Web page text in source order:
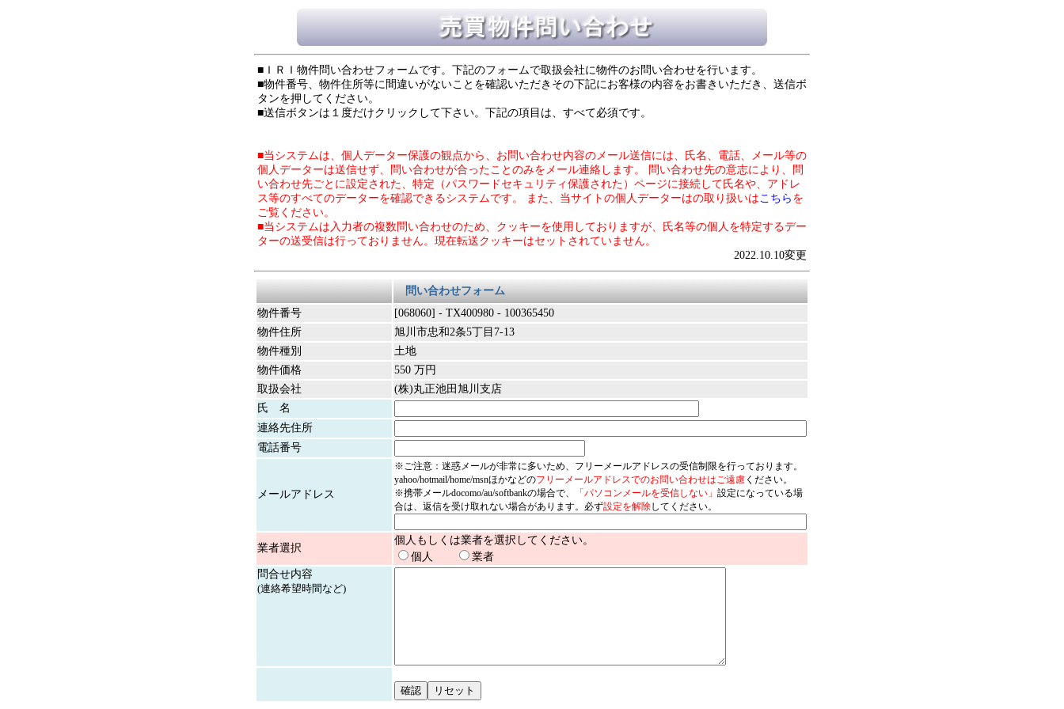
■ＩＲＩ物件問い合わせフォームです。下記のフォームで取扱会社に物件のお問い合わせを行います。
■物件番号、物件住所等に間違いがないことを確認いただきその下記にお客様の内容をお書きいただき、送信ボ
タンを押してください。
■送信ボタンは１度だけクリックして下さい。下記の項目は、すべて必須です。
■当システムは、個人データー保護の観点から、お問い合わせ内容のメール送信には、氏名、電話、メール等の
個人データーは送信せず、問い合わせが合ったことのみをメール連絡します。 問い合わせ先の意志により、問
い合わせ先ごとに設定された、特定（パスワードセキュリティ保護された）ページに接続して氏名や、アドレ
ス等のすべてのデーターを確認できるシステムです。 また、当サイトの個人データーはの取り扱いはこちら を
ご覧ください。
■当システムは入力者の複数問い合わせのため、クッキーを使用しておりますが、氏名等の個人を特定するデー
ターの送受信は行っておりません。現在転送クッキーはセットされていません。
2022.10.10変更
問い合わせフォーム
物件番号
[068060] - TX400980 - 100365450
物件住所
旭川市忠和2条5丁目7-13
物件種別
土地
物件価格
550 万円
取扱会社
(株)丸正池田旭川支店
氏 名
連絡先住所
電話番号
メールアドレス
※ご注意：迷惑メールが非常に多いため、フリーメールアドレスの受信制限を行っております。
yahoo/hotmail/home/msnほかなどのフリーメールアドレスでのお問い合わせはご遠慮 ください。
※携帯メールdocomo/au/softbankの場合で、
「パソコンメールを受信しない」 設定になっている場
合は、返信を受け取れない場合があります。必ず設定を解除してください。
業者選択
個人もしくは業者を選択してください。
個人
業者
問合せ内容
(連絡希望時間など)